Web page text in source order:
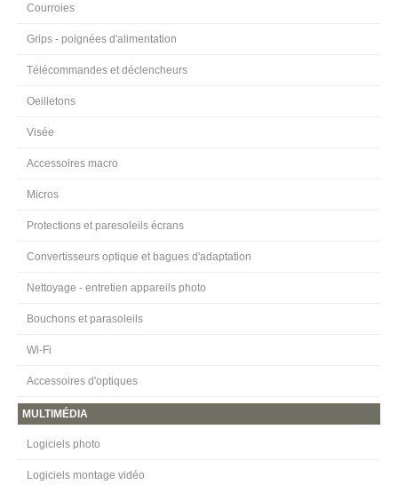
Courroies
Grips - poignées d'alimentation
Télécommandes et déclencheurs
Oeilletons
Visée
Accessoires macro
Micros
Protections et paresoleils écrans
Convertisseurs optique et bagues d'adaptation
Nettoyage - entretien appareils photo
Bouchons et parasoleils
Wi-Fi
Accessoires d'optiques
MULTIMÉDIA
Logiciels photo
Logiciels montage vidéo